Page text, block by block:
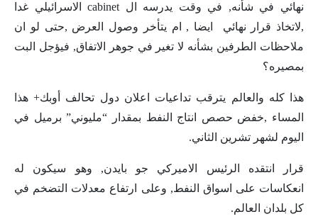
نهائي في شأنه, في وقت يدرسه ال cabinet الاسرائيلي غدا
,لاتخاذ قرار نهائي ايضا , ام يتأخر وصول العرض ,حتى لو ان
ملاحظات الطرفين بشأنه لا تغير في جوهر الاتفاق, فيؤجل البت
بمصيره؟
هذا كله والعالم يترقب تداعيات اعلان دول تحالف أوبك+ هذا
المساء ,خفض حصص انتاج النفط بمقدار “مليوني” برميل في
اليوم لشهر تشرين الثاني.
قرار انتقده الرئيس الاميركي جو بايدن, وهو سيكون له
انعكاسات على اسواق النفط, وعلى ارتفاع معدلات التضخم في
كل بلدان العالم.